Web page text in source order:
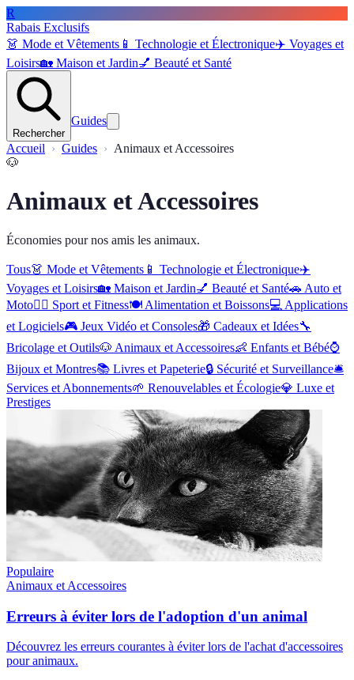
R
Rabais Exclusifs
👗 Mode et Vêtements 📱 Technologie et Électronique✈️ Voyages et
Loisirs🏡 Maison et Jardin💅 Beauté et Santé
Rechercher
Guides
Accueil Guides
Animaux et Accessoires
🐶
Animaux et Accessoires
Économies pour nos amis les animaux.
Tous👗 Mode et Vêtements 📱 Technologie et Électronique✈️
Voyages et Loisirs🏡 Maison et Jardin💅 Beauté et Santé🚗 Auto et
Moto🏋️‍♂️ Sport et Fitness🍽️ Alimentation et Boissons💻 Applications
et Logiciels🎮 Jeux Vidéo et Consoles🎁 Cadeaux et Idées🔧
Bricolage et Outils🐶 Animaux et Accessoires👶 Enfants et Bébé⌚
Bijoux et Montres📚 Livres et Papeterie🔒 Sécurité et Surveillance🛎️
Services et Abonnements🌱 Renouvelables et Écologie💎 Luxe et
Prestiges
Populaire
Animaux et Accessoires
Erreurs à éviter lors de l'adoption d'un animal
Découvrez les erreurs courantes à éviter lors de l'achat d'accessoires
pour animaux.